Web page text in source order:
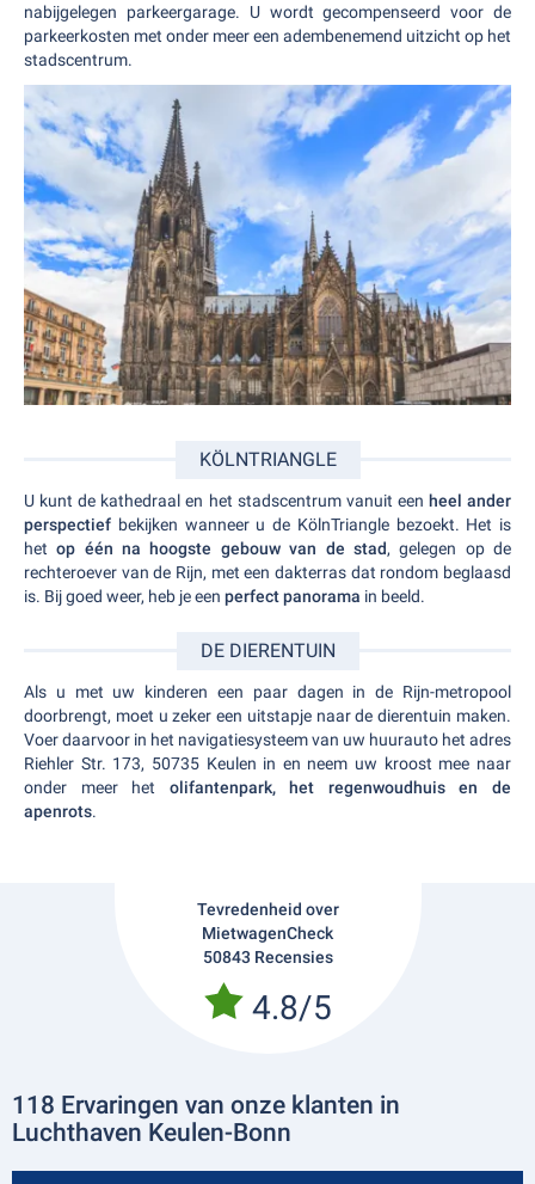
nabijgelegen parkeergarage. U wordt gecompenseerd voor de
parkeerkosten met onder meer een adembenemend uitzicht op het
stadscentrum.
KÖLNTRIANGLE
U kunt de kathedraal en het stadscentrum vanuit een heel ander
perspectief bekijken wanneer u de KölnTriangle bezoekt. Het is
hetop één na hoogste gebouw van de stad, gelegen op de
rechteroever van de Rijn, met een dakterras dat rondom beglaasd
is. Bij goed weer, heb je een perfect panorama in beeld.
DE DIERENTUIN
Als u met uw kinderen een paar dagen in de Rijn-metropool
doorbrengt, moet u zeker een uitstapje naar de dierentuin maken.
Voer daarvoor in het navigatiesysteem van uw huurauto het adres
Riehler Str. 173, 50735 Keulen in en neem uw kroost mee naar
onder meer het olifantenpark, het regenwoudhuis en de
apenrots.
Tevredenheid over
MietwagenCheck
50843 Recensies
4.8/5
118 Ervaringen van onze klanten in
Luchthaven Keulen-Bonn